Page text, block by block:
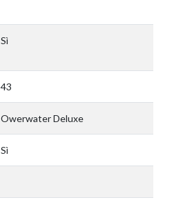
Sì
43
Owerwater Deluxe
Sì